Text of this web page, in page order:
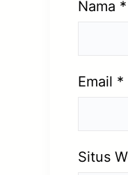
Nama *
Email *
Situs